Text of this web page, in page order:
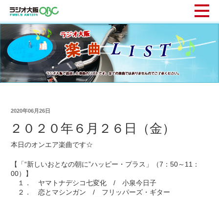
2020年06月26日
２０２０年６月２６日（金）
本日のオンエア楽曲です☆
【「“新しいおとなの朝に”ハッピー・プラス」（7：50～11：
00）】
１． ヤマトナデシコ七変化 / 小泉今日子
２． 恋とマシンガン / フリッパーズ・ギター